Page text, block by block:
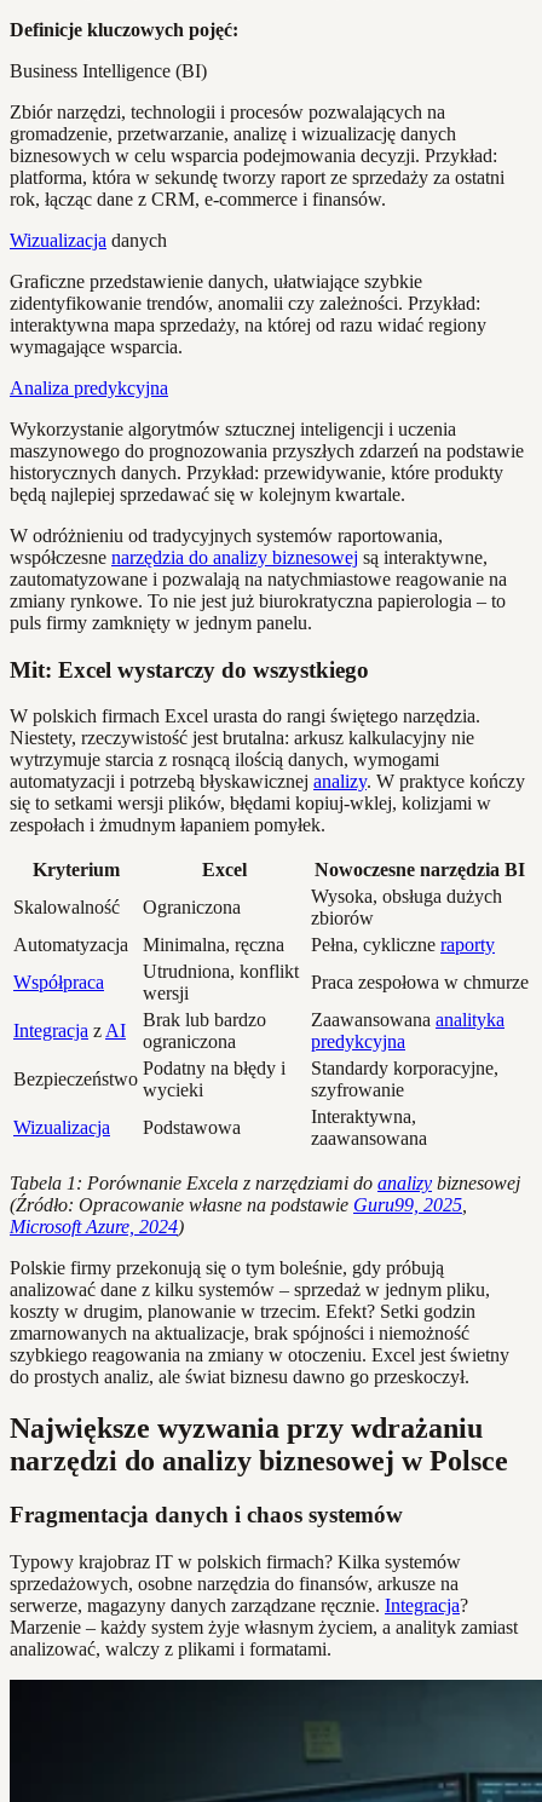
Definicje kluczowych pojęć:
Business Intelligence (BI)
Zbiór narzędzi, technologii i procesów pozwalających na
gromadzenie, przetwarzanie, analizę i wizualizację danych
biznesowych w celu wsparcia podejmowania decyzji. Przykład:
platforma, która w sekundę tworzy raport ze sprzedaży za ostatni
rok, łącząc dane z CRM, e-commerce i finansów.
Wizualizacja danych
Graficzne przedstawienie danych, ułatwiające szybkie
zidentyfikowanie trendów, anomalii czy zależności. Przykład:
interaktywna mapa sprzedaży, na której od razu widać regiony
wymagające wsparcia.
Analiza predykcyjna
Wykorzystanie algorytmów sztucznej inteligencji i uczenia
maszynowego do prognozowania przyszłych zdarzeń na podstawie
historycznych danych. Przykład: przewidywanie, które produkty
będą najlepiej sprzedawać się w kolejnym kwartale.
W odróżnieniu od tradycyjnych systemów raportowania,
współczesne narzędzia do analizy biznesowej są interaktywne,
zautomatyzowane i pozwalają na natychmiastowe reagowanie na
zmiany rynkowe. To nie jest już biurokratyczna papierologia – to
puls firmy zamknięty w jednym panelu.
Mit: Excel wystarczy do wszystkiego
W polskich firmach Excel urasta do rangi świętego narzędzia.
Niestety, rzeczywistość jest brutalna: arkusz kalkulacyjny nie
wytrzymuje starcia z rosnącą ilością danych, wymogami
automatyzacji i potrzebą błyskawicznej analizy. W praktyce kończy
się to setkami wersji plików, błędami kopiuj-wklej, kolizjami w
zespołach i żmudnym łapaniem pomyłek.
Kryterium Excel
Nowoczesne narzędzia BI
Skalowalność
Ograniczona
Wysoka, obsługa dużych
zbiorów
Automatyzacja
Minimalna, ręczna Pełna, cykliczne raporty
Współpraca
Utrudniona, konflikt
wersji
Praca zespołowa w chmurze
Integracja z AI
Brak lub bardzo
ograniczona
Zaawansowana analityka
predykcyjna
Bezpieczeństwo
Podatny na błędy i
wycieki
Standardy korporacyjne,
szyfrowanie
Wizualizacja
Podstawowa
Interaktywna,
zaawansowana
Tabela 1: Porównanie Excela z narzędziami do analizy biznesowej
(Źródło: Opracowanie własne na podstawie Guru99, 2025
Microsoft Azure, 2024)
Polskie firmy przekonują się o tym boleśnie, gdy próbują
analizować dane z kilku systemów – sprzedaż w jednym pliku,
koszty w drugim, planowanie w trzecim. Efekt? Setki godzin
zmarnowanych na aktualizacje, brak spójności i niemożność
szybkiego reagowania na zmiany w otoczeniu. Excel jest świetny
do prostych analiz, ale świat biznesu dawno go przeskoczył.
Największe wyzwania przy wdrażaniu
narzędzi do analizy biznesowej w Polsce
Fragmentacja danych i chaos systemów
Typowy krajobraz IT w polskich firmach? Kilka systemów
sprzedażowych, osobne narzędzia do finansów, arkusze na
serwerze, magazyny danych zarządzane ręcznie. Integracja?
Marzenie – każdy system żyje własnym życiem, a analityk zamiast
analizować, walczy z plikami i formatami.